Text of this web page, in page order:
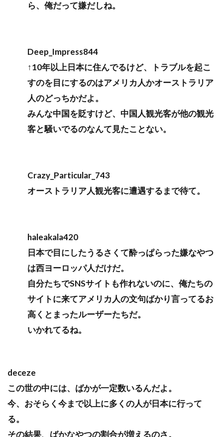
ら、俺だって嫌だしね。
Deep_Impress844
↑10年以上日本に住んでるけど、トラブルを起こ
すのを目にするのはアメリカ人かオーストラリア
人のどっちかだよ。
みんな中国を貶すけど、中国人観光客が他の観光
客と騒いでるのなんて見たことない。
Crazy_Particular_743
オーストラリア人観光客に遭遇するまで待て。
haleakala420
日本で目にしたうるさくて酔っぱらった嫌なやつ
は西ヨーロッパ人だけだ。
自分たちでSNSサイトも作れないのに、俺たちの
サイトに来てアメリカ人の文句ばかり言ってるお
高くとまったルーザーたちだ。
いかれてるね。
deceze
この世の中には、ばかが一定数いるんだよ。
今、おそらく今まで以上に多くの人が日本に行って
る。
その結果、ばかなやつの割合が増えるのさ。